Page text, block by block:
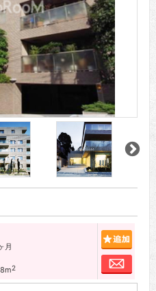
月
2
お問